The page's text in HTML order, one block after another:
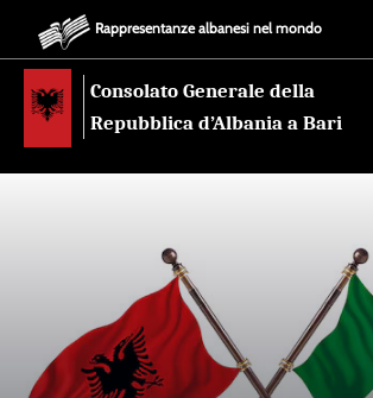
Rappresentanze albanesi nel mondo
Consolato Generale della
Repubblica d’Albania a Bari